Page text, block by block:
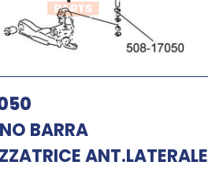
BARRA
ANT.LATERALE